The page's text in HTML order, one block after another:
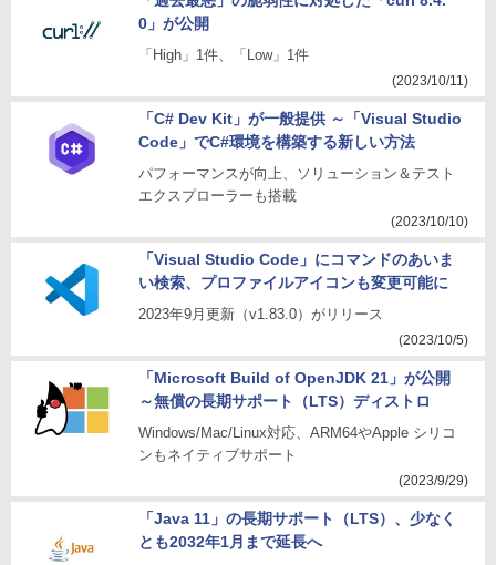
0」が公開
「High」1件、「Low」1件
(2023/10/11)
「C# Dev Kit」が一般提供 ～「Visual Studio
Code」でC#環境を構築する新しい方法
パフォーマンスが向上、ソリューション＆テスト
エクスプローラーも搭載
(2023/10/10)
「Visual Studio Code」にコマンドのあいま
い検索、プロファイルアイコンも変更可能に
2023年9月更新（v1.83.0）がリリース
(2023/10/5)
「Microsoft Build of OpenJDK 21」が公開
～無償の長期サポート（LTS）ディストロ
Windows/Mac/Linux対応、ARM64やApple シリコ
ンもネイティブサポート
(2023/9/29)
「Java 11」の長期サポート（LTS）、少なく
とも2032年1月まで延長へ